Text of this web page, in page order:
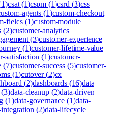
1)csat (1)cspm (1)csrd (3)css
agents (1)custom-checkout
fields (1)custom-module
(2)customer-analytics
(3)customer-experience
(1)customer-lifetime-value
satisfaction (1)customer-
(7)customer-success (5)customer-
(1)cutover(2)cx
(2)dashboards (16)data
(3)data-cleanup (2)data-driven
(1)data-governance (1)data-
integration (2)data-lifecycle